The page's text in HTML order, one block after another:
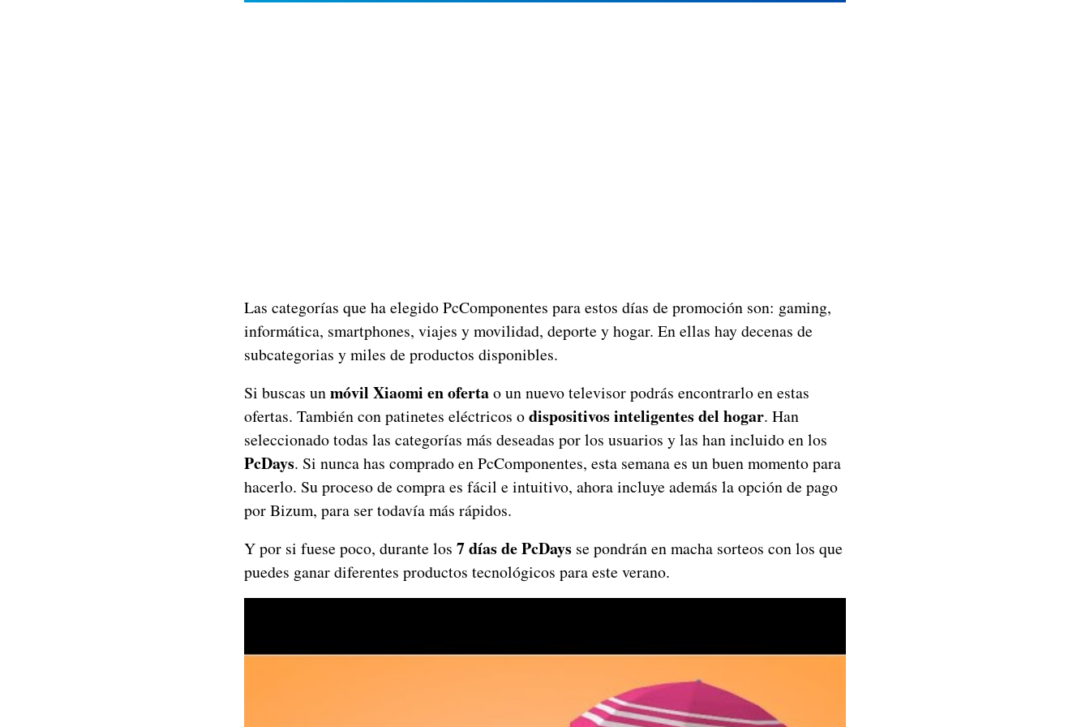
Las categorías que ha elegido PcComponentes para estos días de promoción son: gaming,
informática, smartphones, viajes y movilidad, deporte y hogar. En ellas hay decenas de
subcategorias y miles de productos disponibles.
Si buscas unmóvil Xiaomi en ofertao un nuevo televisor podrás encontrarlo en estas
ofertas. También con patinetes eléctricos odispositivos inteligentes del hogar. Han
seleccionado todas las categorías más deseadas por los usuarios y las han incluido en los
PcDays. Si nunca has comprado en PcComponentes, esta semana es un buen momento para
hacerlo. Su proceso de compra es fácil e intuitivo, ahora incluye además la opción de pago
por Bizum, para ser todavía más rápidos.
Y por si fuese poco, durante los 7 días de PcDays se pondrán en macha sorteos con los que
puedes ganar diferentes productos tecnológicos para este verano.